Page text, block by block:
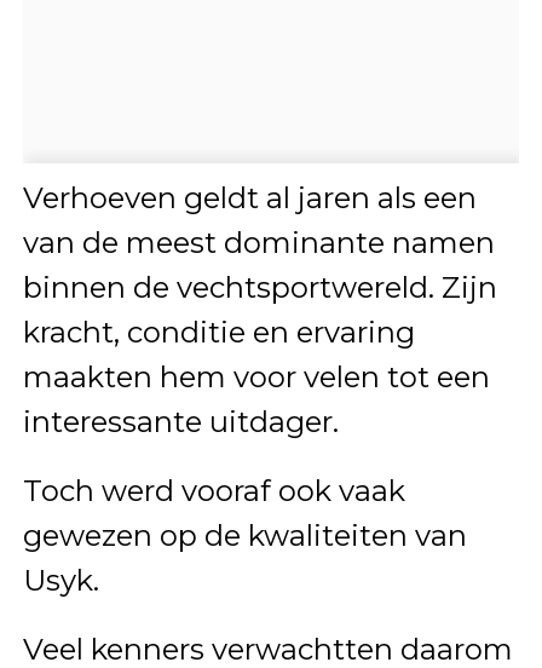
Verhoeven geldt al jaren als een
van de meest dominante namen
binnen de vechtsportwereld. Zijn
kracht, conditie en ervaring
maakten hem voor velen tot een
interessante uitdager.
Toch werd vooraf ook vaak
gewezen op de kwaliteiten van
Usyk.
Veel kenners verwachtten daarom